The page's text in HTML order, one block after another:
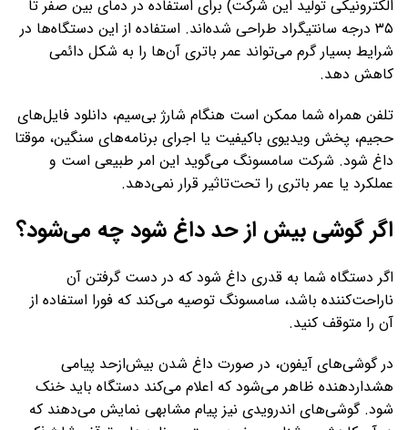
الکترونیکی تولید این شرکت) برای استفاده در دمای بین صفر تا
۳۵ درجه سانتیگراد طراحی شده‌اند. استفاده از این دستگاه‌ها در
شرایط بسیار گرم می‌تواند عمر باتری آن‌ها را به شکل دائمی
کاهش دهد.
تلفن همراه شما ممکن است هنگام شارژ بی‌سیم، دانلود فایل‌های
حجیم، پخش ویدیوی باکیفیت یا اجرای برنامه‌های سنگین، موقتا
داغ شود. شرکت سامسونگ می‌گوید این امر طبیعی است و
عملکرد یا عمر باتری را تحت‌تاثیر قرار نمی‌دهد.
اگر گوشی بیش از حد داغ شود چه می‌شود؟
اگر دستگاه شما به قدری داغ شود که در دست گرفتن آن
ناراحت‌کننده باشد، سامسونگ توصیه می‌کند که فورا استفاده از
آن را متوقف کنید.
در گوشی‌های آیفون، در صورت داغ شدن بیش‌ازحد پیامی
هشدار‌دهنده ظاهر می‌شود که اعلام می‌کند دستگاه باید خنک
شود. گوشی‌های اندرویدی نیز پیام مشابهی نمایش می‌دهند که